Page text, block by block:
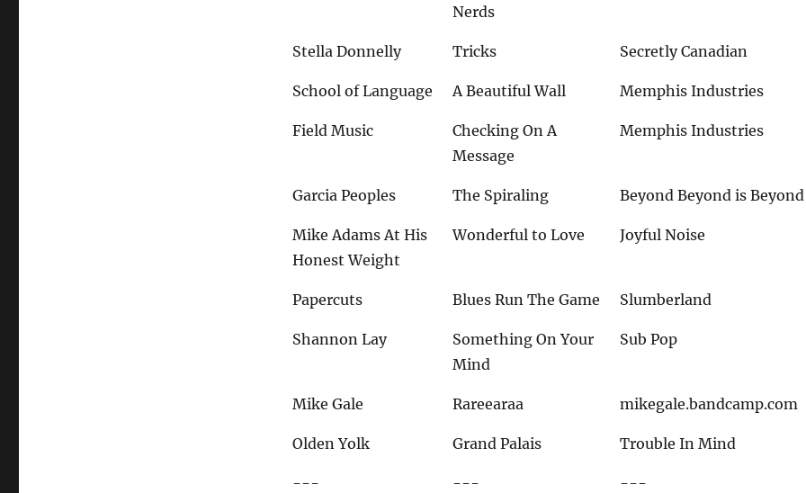
Nerds
Stella Donnelly Tricks Secretly Canadian
School of Language A Beautiful Wall Memphis Industries
Field Music
Checking On A
Message
Memphis Industries
Garcia Peoples The Spiraling Beyond Beyond is Beyond
Mike Adams At His
Honest Weight
Wonderful to Love Joyful Noise
Papercuts Blues Run The Game Slumberland
Shannon Lay
Something On Your
Mind
Sub Pop
Mike Gale Rareearaa mikegale.bandcamp.com
Olden Yolk Grand Palais Trouble In Mind
--- --- ---